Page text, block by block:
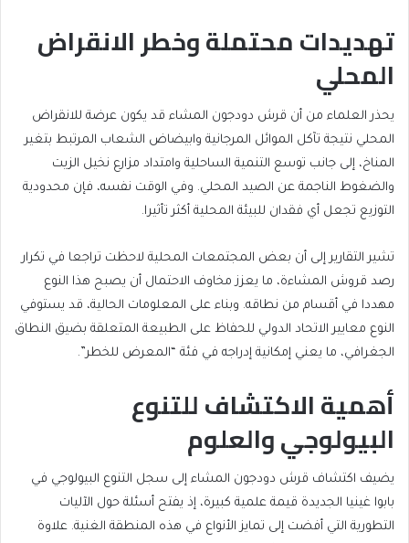
تهديدات محتملة وخطر الانقراض
المحلي
يحذر العلماء من أن قرش دودجون المشاء قد يكون عرضة للانقراض
المحلي نتيجة تآكل الموائل المرجانية وابيضاض الشعاب المرتبط بتغير
المناخ، إلى جانب توسع التنمية الساحلية وامتداد مزارع نخيل الزيت
والضغوط الناجمة عن الصيد المحلي. وفي الوقت نفسه، فإن محدودية
التوزيع تجعل أي فقدان للبيئة المحلية أكثر تأثيرا.
تشير التقارير إلى أن بعض المجتمعات المحلية لاحظت تراجعا في تكرار
رصد قروش المشاءة، ما يعزز مخاوف الاحتمال أن يصبح هذا النوع
مهددا في أقسام من نطاقه. وبناء على المعلومات الحالية، قد يستوفي
النوع معايير الاتحاد الدولي للحفاظ على الطبيعة المتعلقة بضيق النطاق
الجغرافي، ما يعني إمكانية إدراجه في فئة “المعرض للخطر”.
أهمية الاكتشاف للتنوع
البيولوجي والعلوم
يضيف اكتشاف قرش دودجون المشاء إلى سجل التنوع البيولوجي في
بابوا غينيا الجديدة قيمة علمية كبيرة، إذ يفتح أسئلة حول الآليات
التطورية التي أفضت إلى تمايز الأنواع في هذه المنطقة الغنية. علاوة